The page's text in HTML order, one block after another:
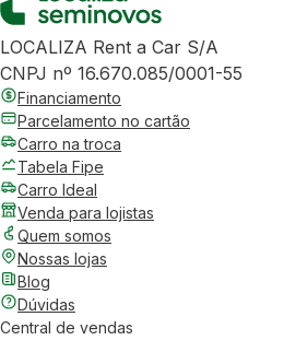
LOCALIZA Rent a Car S/A
CNPJ nº 16.670.085/0001-55
Financiamento
Parcelamento no cartão
Carro na troca
Tabela Fipe
Carro Ideal
Venda para lojistas
Quem somos
Nossas lojas
Blog
Dúvidas
Central de vendas